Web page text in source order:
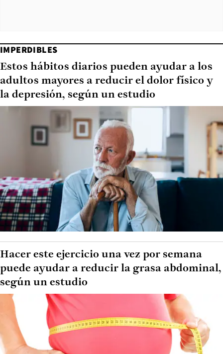
IMPERDIBLES
Estos hábitos diarios pueden ayudar a los
adultos mayores a reducir el dolor físico y
la depresión, según un estudio
Hacer este ejercicio una vez por semana
puede ayudar a reducir la grasa abdominal,
según un estudio